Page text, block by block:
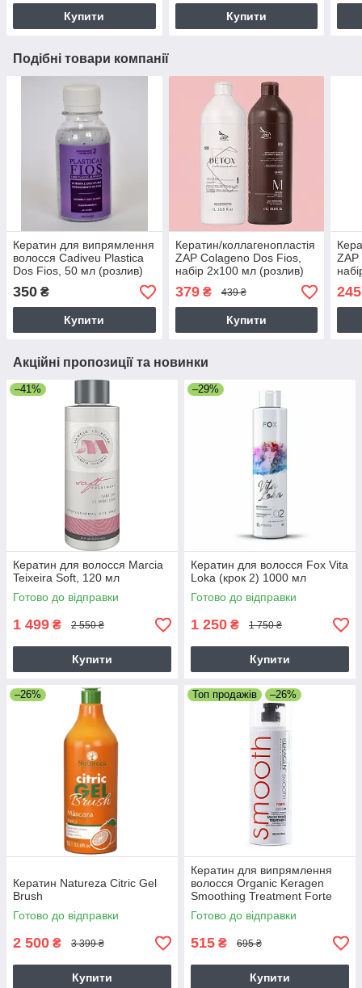
Купити Купити
Подібні товари компанії
Кератин для випрямлення
волосся Cadiveu Plastica
Dos Fios, 50 мл (розлив)
350 ₴
Купити
Кератин/коллагенопластія
ZAP Colageno Dos Fios,
набір 2x100 мл (розлив)
379₴ 439 ₴
Купити
ZAP
245
Акційні пропозиції та новинки
–41%
Кератин для волосся Marcia
Teixeira Soft, 120 мл
Готово до відправки
1 499 ₴ 2 550 ₴
Купити
–29%
Кератин для волосся Fox Vita
Loka (крок 2) 1000 мл
Готово до відправки
1 250 ₴ 1 750 ₴
Купити
–26%
Кератин Natureza Citric Gel
Brush
Готово до відправки
2 500 ₴ 3 399 ₴
Купити
Топ продажів –26%
Кератин для випрямлення
волосся Organic Keragen
Smoothing Treatment Forte
4%, 50 г (розлив)
Готово до відправки
515 ₴ 695 ₴
Купити